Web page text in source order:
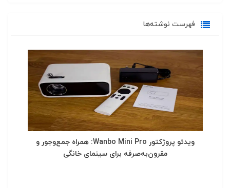
فهرست نوشته‌ها
ویدئو پروژکتور Wanbo Mini Pro: همراه جمع‌وجور و
مقرون‌به‌صرفه برای سینمای خانگی